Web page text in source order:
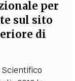
per
sul sito
di
Scientifico